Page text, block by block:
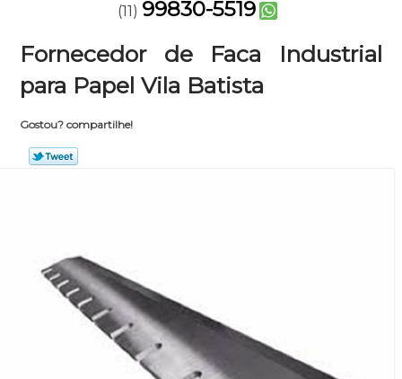
(11) 99830-5519
Fornecedor de Faca Industrial
para Papel Vila Batista
Gostou? compartilhe!